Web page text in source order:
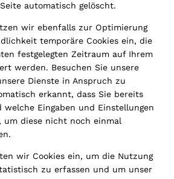
automatisch gelöscht.
wir ebenfalls zur Optimierung
temporäre Cookies ein, die
festgelegten Zeitraum auf Ihrem
werden. Besuchen Sie unsere
Dienste in Anspruch zu
erkannt, dass Sie bereits
welche Eingaben und Einstellungen
um diese nicht noch einmal
wir Cookies ein, um die Nutzung
zu erfassen und um unser